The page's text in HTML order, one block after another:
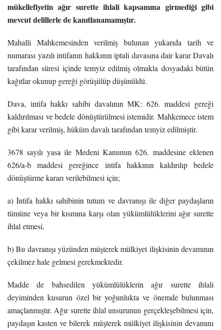
mükellefiyetin ağır surette ihlali kapsamına girmediği gibi
mevcut delillerle de kanıtlanamamıştır.
Mahalli Mahkemesinden verilmiş bulunan yukarıda tarih ve
numarası yazılı intifanın hakkının iptali davasına dair karar Davalı
tarafından süresi içinde temyiz edilmiş olmakla dosyadaki bütün
kağıtlar okunup gereği görüşülüp düşünüldü.
Dava, intifa hakkı sahibi davalının MK: 626. maddesi gereği
kaldırılması ve bedele dönüştürülmesi istemidir. Mahkemece istem
gibi karar verilmiş, hüküm davalı tarafından temyiz edilmiştir.
3678 sayılı yasa ile Medeni Kanunun 626. maddesine eklenen
626/a-b maddesi gereğince intifa hakkının kaldırılıp bedele
dönüştürme kararı verilebilmesi için;
a) İntifa hakkı sahibinin tutum ve davranışı ile diğer paydaşların
tümüne veya bir kısmına karşı olan yükümlülüklerini ağır surette
ihlal etmesi,
b) Bu davranışı yüzünden müşterek mülkiyet ilişkisinin devamının
çekilmez hale gelmesi gerekmektedir.
Madde de bahsedilen yükümlülüklerin ağır surette ihlali
deyiminden kusurun özel bir yoğunlukta ve önemde bulunması
amaçlanmıştır. Ağır surette ihlal unsurunun gerçekleşebilmesi için,
paydaşın kasten ve bilerek müşterek mülkiyet ilişkisinin devamını